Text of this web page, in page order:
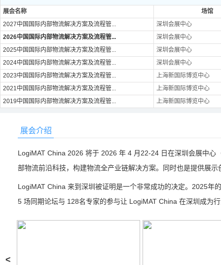
展会名称
场馆
2027中国国际内部物流解决方案及流程管...
深圳会展中心
2026中国国际内部物流解决方案及流程管...
深圳会展中心
2025中国国际内部物流解决方案及流程管...
深圳会展中心
2024中国国际内部物流解决方案及流程管...
深圳会展中心
2023中国国际内部物流解决方案及流程管...
上海新国际博览中心
2021中国国际内部物流解决方案及流程管...
上海新国际博览中心
2019中国国际内部物流解决方案及流程管...
上海新国际博览中心
展会介绍
LogiMAT China 2026 将于 2026 年 4 月22-24 日在深圳会展中心
部物流前沿科技，构建物流全产业链解决方案。同时也是提供展
LogiMAT China 来到深圳被证明是一个非常成功的决定。2025年
5 场同期论坛与 128名专家的参与让 LogiMAT China 在深圳成为
<